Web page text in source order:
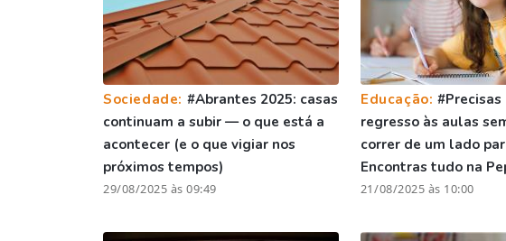
Sociedade: #Abrantes 2025: casas
continuam a subir — o que está a
acontecer (e o que vigiar nos
próximos tempos)
29/08/2025 às 09:49
Educação:
regresso às aulas
correr de um lado
Encontras tudo na
21/08/2025 às 10:00